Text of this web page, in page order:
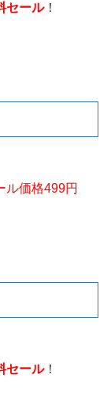
セール！
ル価格499円
セール！